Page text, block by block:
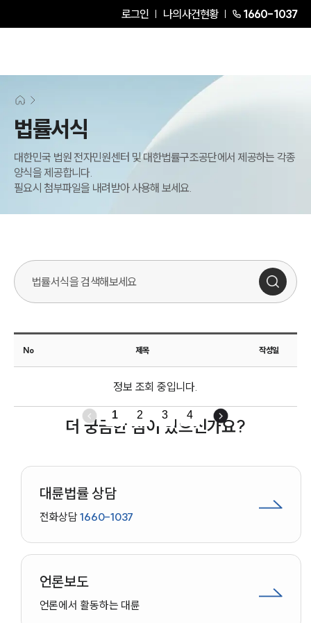
로그인 나의사건현황 1660-1037
그룹소개
대륜의 강점
오시는 길
글로벌 파트너 로펌
고객의 소리
AI대륜
주요 업무사례
사례분석/최신동향
법률정보
법률지식인
업무분야
기업회생파산그룹 업무
전체
소식/자료
언론보도
법률서식
뉴스레터/브로슈어
법률서식
대한민국 법원 전자민원센터 및 대한법률구조공단에서 제공하는 각종
양식을 제공합니다.
필요시 첨부파일을 내려받아 사용해 보세요.
No 제목 작성일
정보 조회 중입니다.
1 2 3 4
더 궁금한 점이 있으신가요?
대륜법률 상담
전화상담1660-1037
언론보도
언론에서 활동하는 대륜